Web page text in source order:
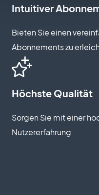
Intuitiver
Bieten Sie einen
Abonnements zu
Höchste Qualität
Sorgen Sie mit einer
Nutzererfahrung